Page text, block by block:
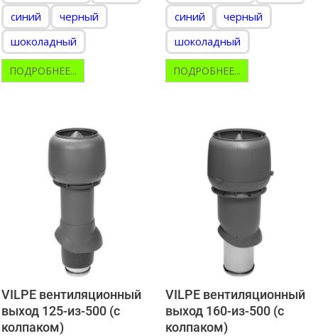
синий
черный
шоколадный
ПОДРОБНЕЕ...
синий
черный
шоколадный
ПОДРОБНЕЕ...
VILPE вентиляционный
выход 125-из-500 (с
колпаком)
VILPE вентиляционный
выход 160-из-500 (с
колпаком)